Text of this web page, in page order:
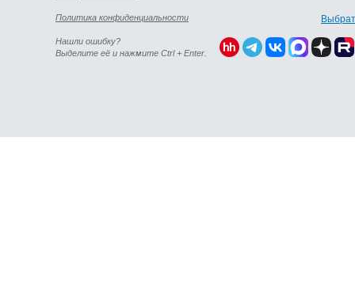
Политика конфиденциальности
Нашли ошибку?
Выделите её и нажмите Ctrl + Enter.